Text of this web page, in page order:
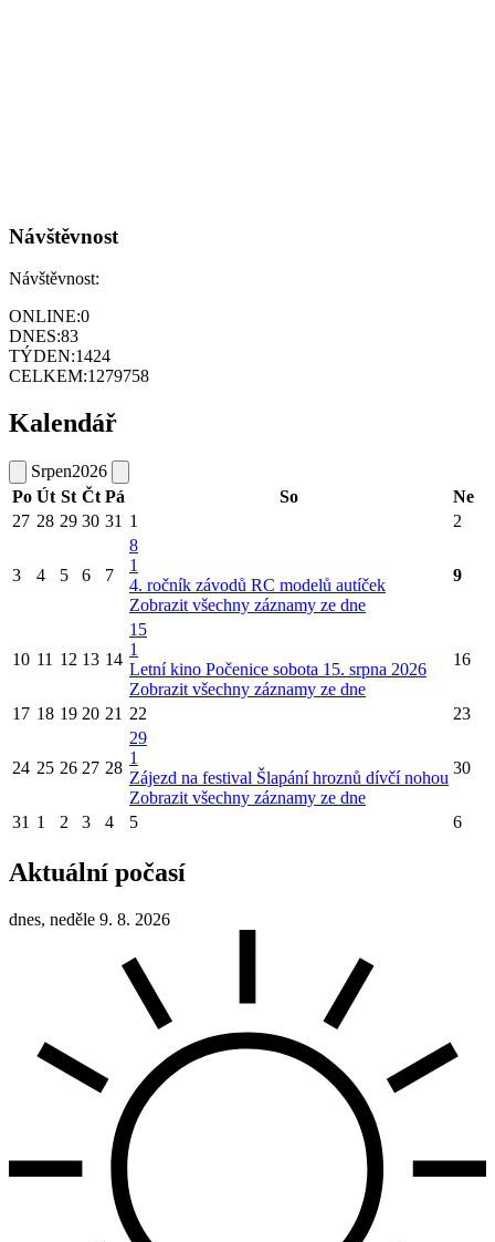
Návštěvnost
Návštěvnost:
ONLINE:0
DNES:83
TÝDEN:1424
CELKEM:1279758
Kalendář
Srpen2026
Po Út St Čt Pá So
Ne
27 28 29 30 31 1 2
3 4 5 6 7
8
1
4. ročník závodů RC modelů autíček
Zobrazit všechny záznamy ze dne
9
10 11 12 13 14
15
1
Letní kino Počenice sobota 15. srpna 2026
Zobrazit všechny záznamy ze dne
16
17 18 19 20 21 22 23
24 25 26 27 28
29
1
Zájezd na festival Šlapání hroznů dívčí nohou
Zobrazit všechny záznamy ze dne
30
31 1 2 3 4 5 6
Aktuální počasí
dnes, neděle 9. 8. 2026